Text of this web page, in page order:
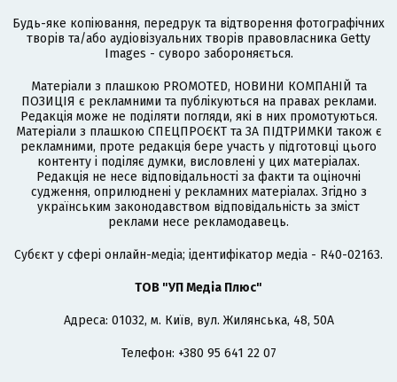
Будь-яке копіювання, передрук та відтворення фотографічних
творів та/або аудіовізуальних творів правовласника Getty
Images - суворо забороняється.
Матеріали з плашкою PROMOTED, НОВИНИ КОМПАНІЙ та
ПОЗИЦІЯ є рекламними та публікуються на правах реклами.
Редакція може не поділяти погляди, які в них промотуються.
Матеріали з плашкою СПЕЦПРОЄКТ та ЗА ПІДТРИМКИ також є
рекламними, проте редакція бере участь у підготовці цього
контенту і поділяє думки, висловлені у цих матеріалах.
Редакція не несе відповідальності за факти та оціночні
судження, оприлюднені у рекламних матеріалах. Згідно з
українським законодавством відповідальність за зміст
реклами несе рекламодавець.
Cубєкт у сфері онлайн-медіа; ідентифікатор медіа - R40-02163.
ТОВ "УП Медіа Плюс"
Адреса: 01032, м. Київ, вул. Жилянська, 48, 50А
Телефон: +380 95 641 22 07